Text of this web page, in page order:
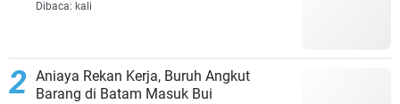
Dibaca: kali
Aniaya Rekan Kerja, Buruh Angkut
Barang di Batam Masuk Bui